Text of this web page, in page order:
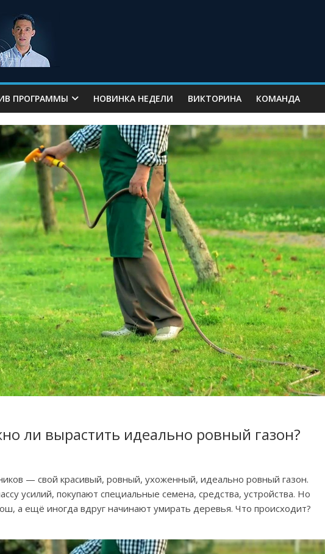
ПРОГРАММЫ НОВИНКА НЕДЕЛИ ВИКТОРИНА КОМАНДА
ли вырастить идеально ровный газон?
— свой красивый, ровный, ухоженный, идеально ровный газон.
усилий, покупают специальные семена, средства, устройства. Но
а ещё иногда вдруг начинают умирать деревья. Что происходит?